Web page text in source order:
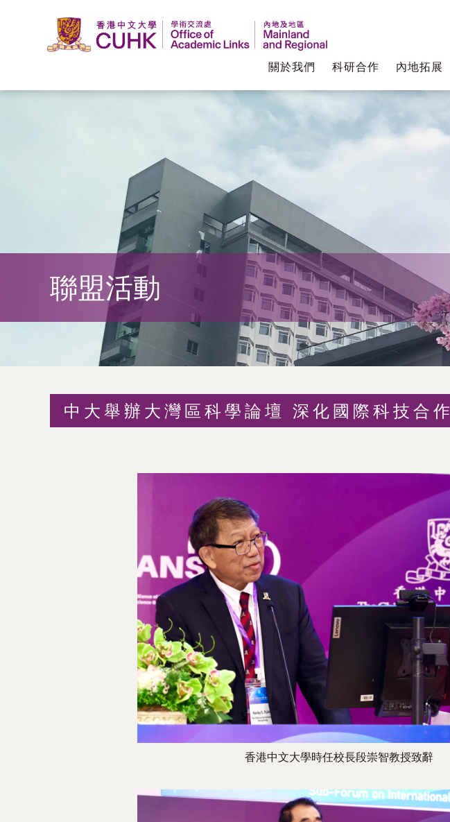
關於我們 科研合作 內地拓展
香
學
術
交
聯盟活動
中大舉辦大灣區科學論壇 深化國際科技合作
香港中文大學時任校長段崇智教授致辭